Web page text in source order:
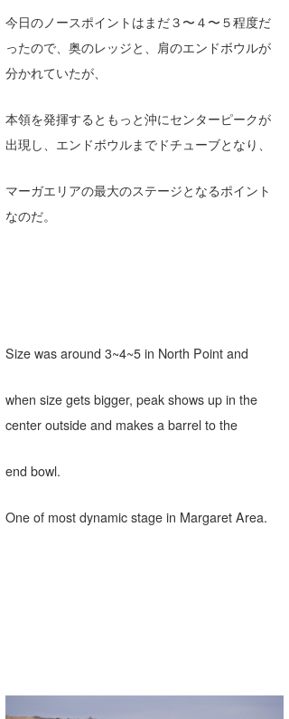
今日のノースポイントはまだ３〜４〜５程度だ
ったので、奥のレッジと、肩のエンドボウルが
分かれていたが、
本領を発揮するともっと沖にセンターピークが
出現し、エンドボウルまでドチューブとなり、
マーガエリアの最大のステージとなるポイント
なのだ。
Size was around 3~4~5 in North Point and
when size gets bigger, peak shows up in the
center outside and makes a barrel to the
end bowl.
One of most dynamic stage in Margaret Area.